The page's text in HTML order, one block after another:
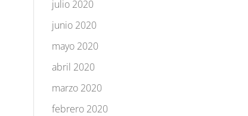
julio 2020
junio 2020
mayo 2020
abril 2020
marzo 2020
febrero 2020